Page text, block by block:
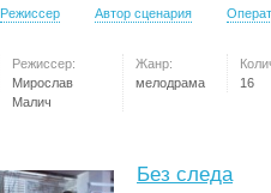
Режиссер Автор сценария
Режиссер:
Мирослав
Малич
Жанр:
мелодрама
16
Без следа